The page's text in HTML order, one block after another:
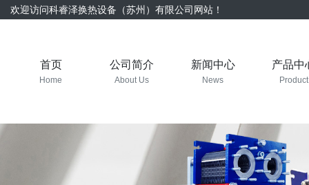
欢迎访问科睿泽换热设备（苏州）有限公司网站！
首页
Home
公司简介
About Us
新闻中心
News
产品中
Product